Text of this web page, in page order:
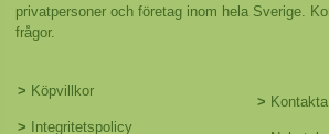
privatpersoner och företag inom hela Sverige.
frågor.
> Köpvillkor
> Integritetspolicy
>